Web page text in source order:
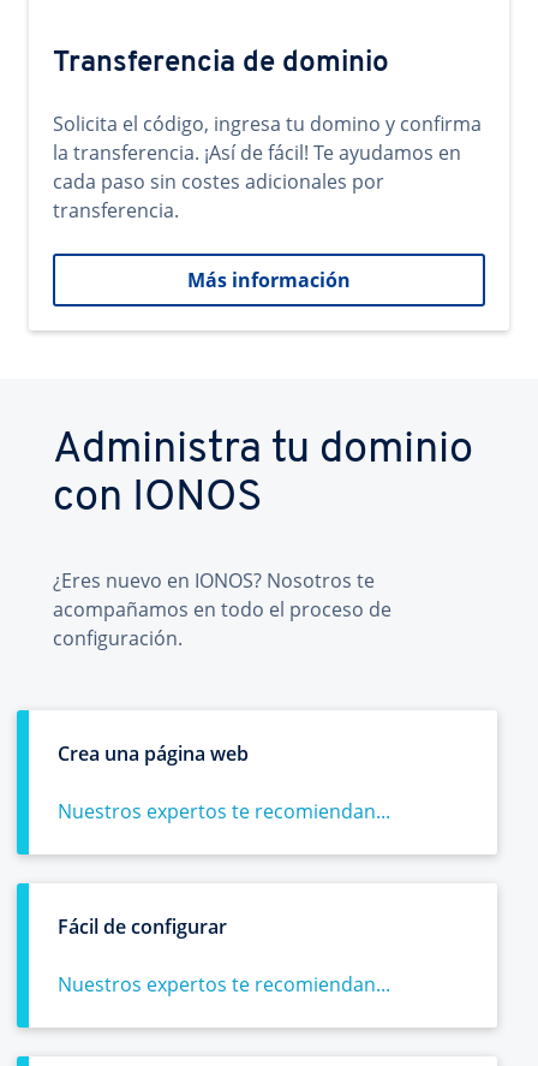
Transferencia de dominio
Solicita el código, ingresa tu domino y confirma
la transferencia. ¡Así de fácil! Te ayudamos en
cada paso sin costes adicionales por
transferencia.
Más información
Administra tu dominio
con IONOS
¿Eres nuevo en IONOS? Nosotros te
acompañamos en todo el proceso de
configuración.
Crea una página web
Nuestros expertos te recomiendan...
Fácil de configurar
Nuestros expertos te recomiendan...